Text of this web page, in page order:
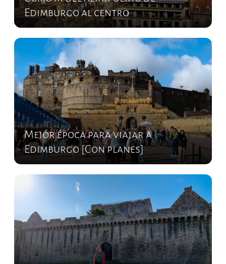
Edimburgo al centro
Mejor época para viajar a
Edimburgo [Con planes]